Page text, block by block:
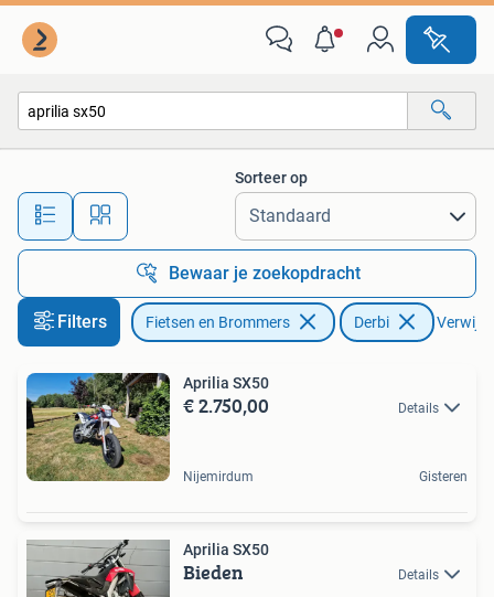
Alle afstanden…
Sorteer op
Bewaar je zoekopdracht
Filters Fietsen en Brommers Derbi
Aprilia SX50
€ 2.750,00 Details
Nijemirdum Gisteren
Aprilia SX50
Bieden Details